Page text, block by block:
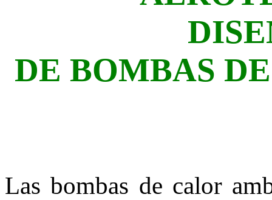
DE BOMBAS
Las bombas de calor